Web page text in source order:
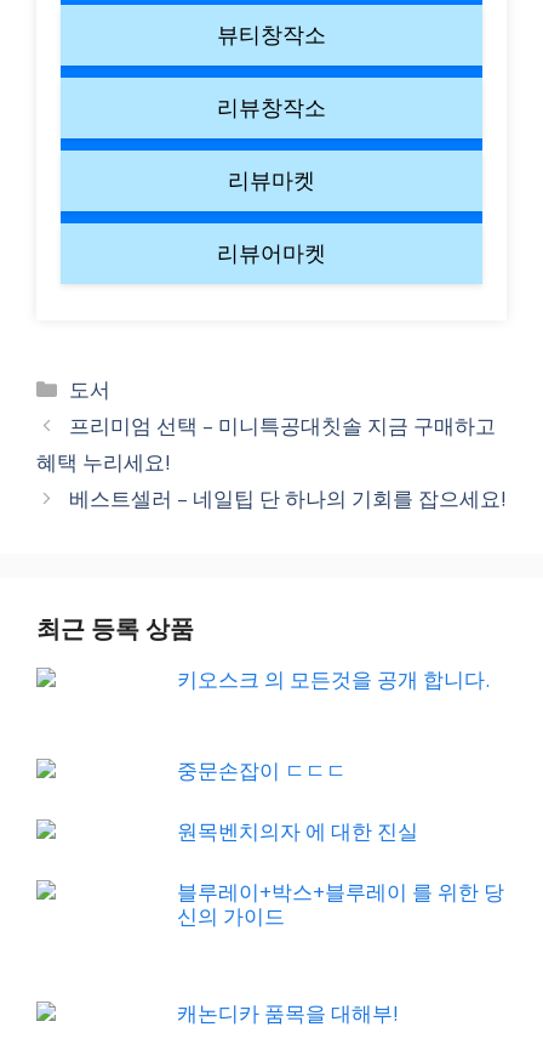
뷰티창작소
리뷰창작소
리뷰마켓
리뷰어마켓
Categories
도서
프리미엄 선택 – 미니특공대칫솔 지금 구매하고
혜택 누리세요!
베스트셀러 – 네일팁 단 하나의 기회를 잡으세요!
최근 등록 상품
키오스크 의 모든것을 공개 합니다.
중문손잡이 ㄷㄷㄷ
원목벤치의자 에 대한 진실
블루레이+박스+블루레이 를 위한 당
신의 가이드
캐논디카 품목을 대해부!